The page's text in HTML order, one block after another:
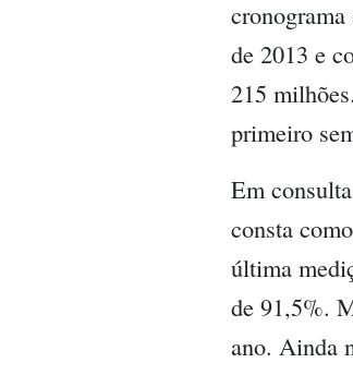
de 2013 e
215
primeiro
Em
consta
última
de 91,5%.
ano. Ainda